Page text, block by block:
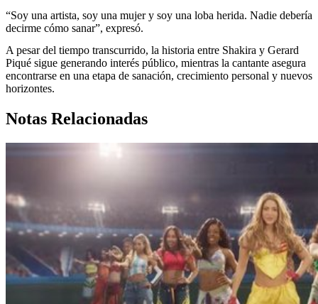
“Soy una artista, soy una mujer y soy una loba herida. Nadie debería
decirme cómo sanar”, expresó.
A pesar del tiempo transcurrido, la historia entre Shakira y Gerard
Piqué sigue generando interés público, mientras la cantante asegura
encontrarse en una etapa de sanación, crecimiento personal y nuevos
horizontes.
Notas Relacionadas